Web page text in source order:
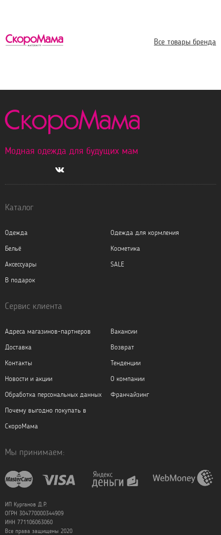
Все товары бренда
Модная одежда для будущих мам
Каталог
Одежда
Одежда для кормления
Бельё
Косметика
Аксессуары
SALE
В подарок
Сервис клиента
Адреса магазинов-партнеров
Вакансии
Доставка
Возврат
Контакты
Тенденции
Новости и акции
О компании
Обработка персональных данных
Франчайзинг
Почему выгодно покупать в
СкороМама
Мы принимаем:
ИП Курганов Д.Р.
ОГРН 304770000344909
ИНН 771106063060
Все права защищены 2020